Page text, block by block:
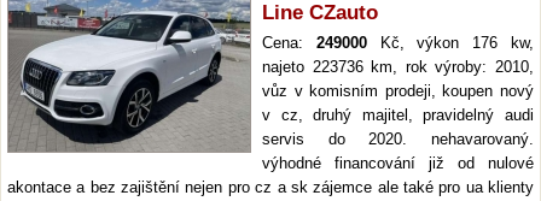
Line CZauto
Cena: 249000Kč, výkon 176 kw,
najeto 223736 km, rok výroby: 2010,
vůz v komisním prodeji, koupen nový
v cz, druhý majitel, pravidelný audi
servis do 2020. nehavarovaný.
výhodné financování již od nulové
akontace a bez zajištění nejen pro cz a sk zájemce ale také pro ua klienty